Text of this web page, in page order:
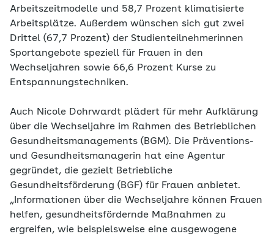
Arbeitszeitmodelle und 58,7 Prozent klimatisierte
Arbeitsplätze. Außerdem wünschen sich gut zwei
Drittel (67,7 Prozent) der Studienteilnehmerinnen
Sportangebote speziell für Frauen in den
Wechseljahren sowie 66,6 Prozent Kurse zu
Entspannungstechniken.
Auch Nicole Dohrwardt plädert für mehr Aufklärung
über die Wechseljahre im Rahmen des Betrieblichen
Gesundheitsmanagements (BGM). Die Präventions-
und Gesundheitsmanagerin hat eine Agentur
gegründet, die gezielt Betriebliche
Gesundheitsförderung (BGF) für Frauen anbietet.
„Informationen über die Wechseljahre können Frauen
helfen, gesundheitsfördernde Maßnahmen zu
ergreifen, wie beispielsweise eine ausgewogene